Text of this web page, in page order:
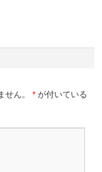
ん。 * が付いている